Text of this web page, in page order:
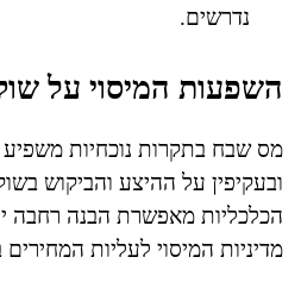
נדרשים.
השפעות המיסוי על
מס שבח בתקרות נוכחיות
ובעקיפין על ההיצע והביקוש
הכלכליות מאפשרת הבנה רחבה
מדיניות המיסוי לעליות